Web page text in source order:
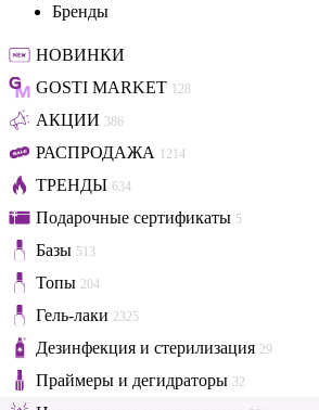
Бренды
НОВИНКИ
GOSTI MARKET 128
АКЦИИ 386
РАСПРОДАЖА 1214
ТРЕНДЫ 634
Подарочные сертификаты 5
Базы 513
Топы 204
Гель-лаки 2325
Дезинфекция и стерилизация 29
Праймеры и дегидраторы 32